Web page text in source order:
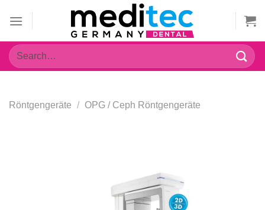
Inhalt
Search
for:
Röntgengeräte / OPG / Ceph Röntgengeräte